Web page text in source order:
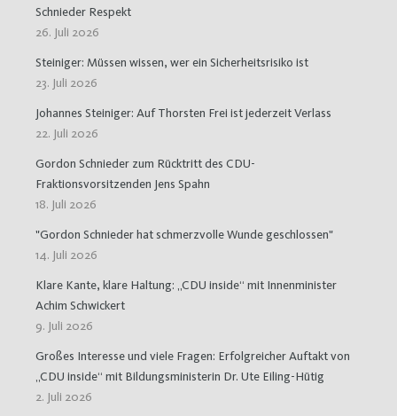
Schnieder Respekt
26. Juli 2026
Steiniger: Müssen wissen, wer ein Sicherheitsrisiko ist
23. Juli 2026
Johannes Steiniger: Auf Thorsten Frei ist jederzeit Verlass
22. Juli 2026
Gordon Schnieder zum Rücktritt des CDU-
Fraktionsvorsitzenden Jens Spahn
18. Juli 2026
"Gordon Schnieder hat schmerzvolle Wunde geschlossen"
14. Juli 2026
Klare Kante, klare Haltung: „CDU inside“ mit Innenminister
Achim Schwickert
9. Juli 2026
Großes Interesse und viele Fragen: Erfolgreicher Auftakt von
„CDU inside“ mit Bildungsministerin Dr. Ute Eiling-Hütig
2. Juli 2026